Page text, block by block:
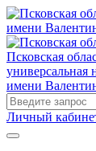
Псковская
универсальная
имени
Личный